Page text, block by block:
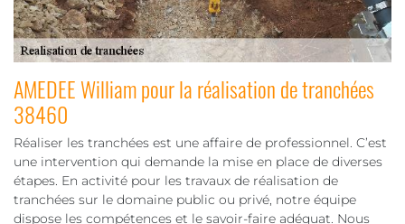
AMEDEE William pour la réalisation de tranchées
38460
Réaliser les tranchées est une affaire de professionnel. C’est
une intervention qui demande la mise en place de diverses
étapes. En activité pour les travaux de réalisation de
tranchées sur le domaine public ou privé, notre équipe
dispose les compétences et le savoir-faire adéquat. Nous